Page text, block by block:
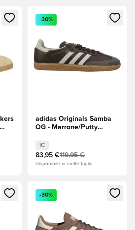
per accedere o registrarsi come
Apre una finestra modale
-30%
adidas Originals Samba
OG - Marrone/Putty
IC
83,95 €119,95 €
Disponibile in molte taglie
per accedere o registrarsi come
Apre una finestra modale
-30%